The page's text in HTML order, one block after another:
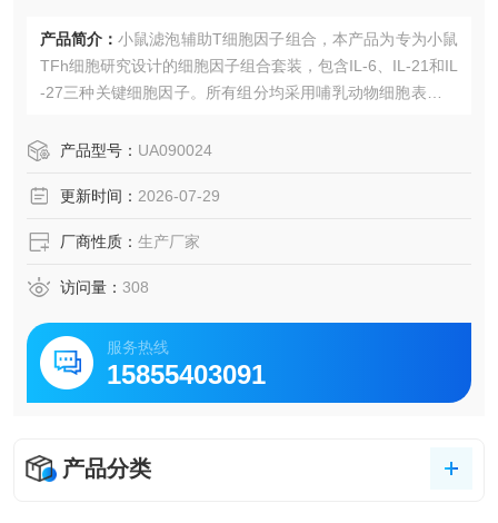
产品简介： 小鼠滤泡辅助T细胞因子组合，本产品为专为小鼠
TFh细胞研究设计的细胞因子组合套装，包含IL-6、IL-21和IL
-27三种关键细胞因子。所有组分均采用哺乳动物细胞表达系
白相似的生物活性。适用于TFh细胞分化、B细胞辅助功能及
产品型号： UA090024
更新时间： 2026-07-29
厂商性质： 生产厂家
访问量： 308
服务热线
15855403091
产品分类